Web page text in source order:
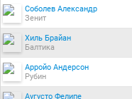
Соболев Александр
Зенит
Хиль Брайан
Балтика
Арройо Андерсон
Рубин
Аугусто Фелипе